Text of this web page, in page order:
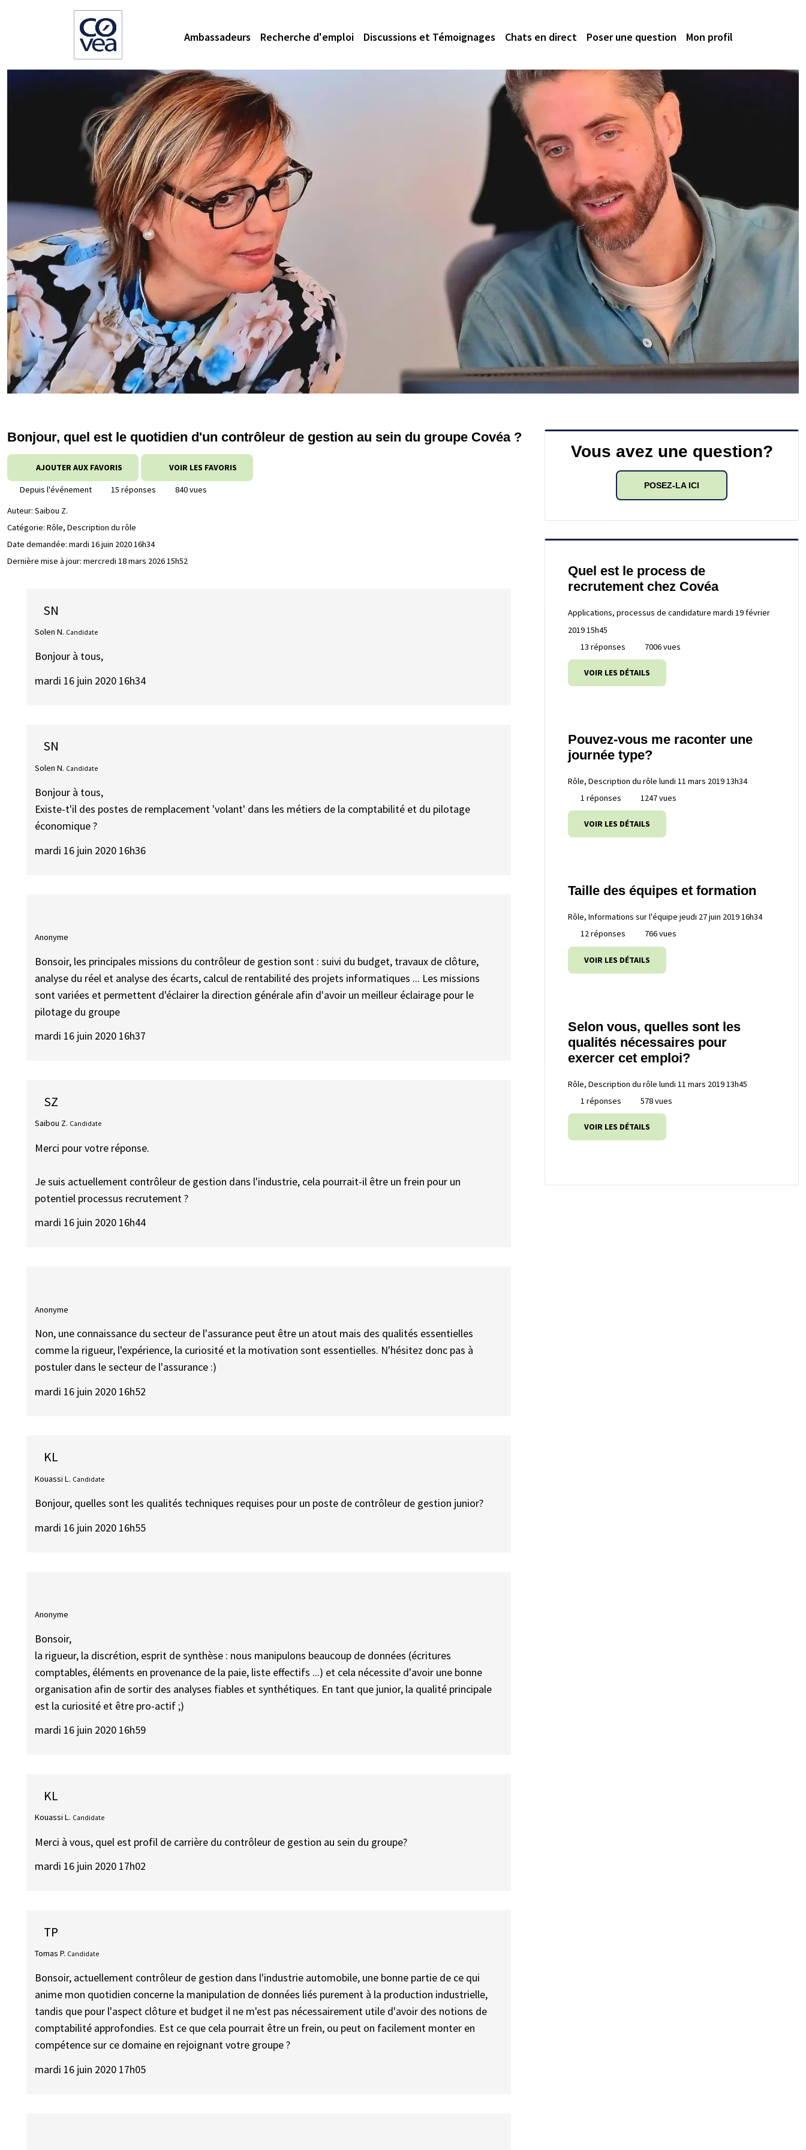
Ambassadeurs Recherche d'emploi Discussions et Témoignages Chats en direct Poser une question Mon profil
Bonjour, quel est le quotidien d'un contrôleur de gestion au sein du groupe Covéa ?
AJOUTER AUX FAVORIS VOIR LES FAVORIS
Depuis l'événement 15 réponses
840 vues
Auteur: Saibou Z.
Catégorie: Rôle, Description du rôle
Date demandée: mardi 16 juin 2020 16h34
Dernière mise à jour: mercredi 18 mars 2026 15h52
SN
Solen N. Candidate
Bonjour à tous,
mardi 16 juin 2020 16h34
SN
Solen N. Candidate
Bonjour à tous,
Existe-t'il des postes de remplacement 'volant' dans les métiers de la comptabilité et du pilotage
économique ?
mardi 16 juin 2020 16h36
Anonyme
Bonsoir, les principales missions du contrôleur de gestion sont : suivi du budget, travaux de clôture,
analyse du réel et analyse des écarts, calcul de rentabilité des projets informatiques ... Les missions
sont variées et permettent d'éclairer la direction générale afin d'avoir un meilleur éclairage pour le
pilotage du groupe
mardi 16 juin 2020 16h37
SZ
Saibou Z. Candidate
Merci pour votre réponse.
Je suis actuellement contrôleur de gestion dans l'industrie, cela pourrait-il être un frein pour un
potentiel processus recrutement ?
mardi 16 juin 2020 16h44
Anonyme
Non, une connaissance du secteur de l'assurance peut être un atout mais des qualités essentielles
comme la rigueur, l'expérience, la curiosité et la motivation sont essentielles. N'hésitez donc pas à
postuler dans le secteur de l'assurance :)
mardi 16 juin 2020 16h52
KL
Kouassi L. Candidate
Bonjour, quelles sont les qualités techniques requises pour un poste de contrôleur de gestion junior?
mardi 16 juin 2020 16h55
Anonyme
Bonsoir,
la rigueur, la discrétion, esprit de synthèse : nous manipulons beaucoup de données (écritures
comptables, éléments en provenance de la paie, liste effectifs ...) et cela nécessite d'avoir une bonne
organisation afin de sortir des analyses fiables et synthétiques. En tant que junior, la qualité principale
est la curiosité et être pro-actif ;)
mardi 16 juin 2020 16h59
KL
Kouassi L. Candidate
Merci à vous, quel est profil de carrière du contrôleur de gestion au sein du groupe?
mardi 16 juin 2020 17h02
TP
Tomas P. Candidate
Bonsoir, actuellement contrôleur de gestion dans l'industrie automobile, une bonne partie de ce qui
anime mon quotidien concerne la manipulation de données liés purement à la production industrielle,
tandis que pour l'aspect clôture et budget il ne m'est pas nécessairement utile d'avoir des notions de
comptabilité approfondies. Est ce que cela pourrait être un frein, ou peut on facilement monter en
compétence sur ce domaine en rejoignant votre groupe ?
mardi 16 juin 2020 17h05
Vous avez une question?
POSEZ-LA ICI
Quel est le process de
recrutement chez Covéa
Applications, processus de candidature mardi 19 février
2019 15h45
13 réponses
7006 vues
VOIR LES DÉTAILS
Pouvez-vous me raconter une
journée type?
Rôle, Description du rôle lundi 11 mars 2019 13h34
1 réponses
1247 vues
VOIR LES DÉTAILS
Taille des équipes et formation
Rôle, Informations sur l'équipe jeudi 27 juin 2019 16h34
12 réponses
766 vues
VOIR LES DÉTAILS
Selon vous, quelles sont les
qualités nécessaires pour
exercer cet emploi?
Rôle, Description du rôle lundi 11 mars 2019 13h45
1 réponses
578 vues
VOIR LES DÉTAILS